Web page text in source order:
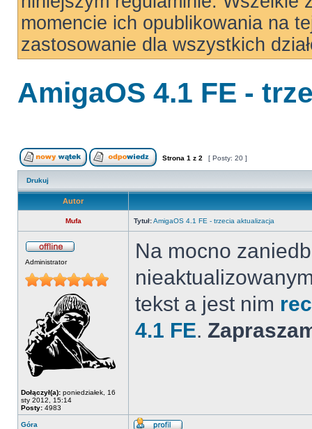
momencie ich opublikowania na
zastosowanie dla wszystkich
AmigaOS 4.1 FE -
Strona 1 z 2 [ Posty: 20 ]
Drukuj
Autor
Mufa Tytuł:AmigaOS 4.1 FE - trzecia aktualizacja
Administrator
Dołączył(a): poniedziałek, 16
sty 2012, 15:14
Posty: 4983
Na mocno
tekst a jest nim
4.1 FE.
Góra